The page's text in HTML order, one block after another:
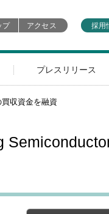
プ アクセス 採用
プレスリリース
収資金を融資